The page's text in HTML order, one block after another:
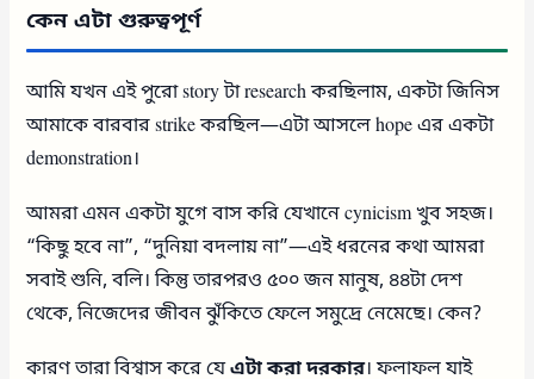
কেন এটা গুরুত্বপূর্ণ
আমি যখন এই পুরো story টা research করছিলাম, একটা জিনিস
আমাকে বারবার strike করছিল—এটা আসলে hope এর একটা
demonstration।
আমরা এমন একটা যুগে বাস করি যেখানে cynicism খুব সহজ।
“কিছু হবে না”, “দুনিয়া বদলায় না”—এই ধরনের কথা আমরা
সবাই শুনি, বলি। কিন্তু তারপরও ৫০০ জন মানুষ, ৪৪টা দেশ
থেকে, নিজেদের জীবন ঝুঁকিতে ফেলে সমুদ্রে নেমেছে। কেন?
কারণ তারা বিশ্বাস করে যেএটা করা দরকার। ফলাফল যাই